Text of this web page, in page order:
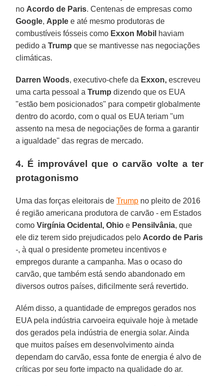
no Acordo de Paris. Centenas de empresas como
Google, Apple e até mesmo produtoras de
combustíveis fósseis como Exxon Mobil haviam
pedido aTrump que se mantivesse nas negociações
climáticas.
Darren Woods, executivo-chefe da Exxon, escreveu
uma carta pessoal aTrump dizendo que os EUA
"estão bem posicionados" para competir globalmente
dentro do acordo, com o qual os EUA teriam "um
assento na mesa de negociações de forma a garantir
a igualdade" das regras de mercado.
4. É improvável que o carvão volte a ter
protagonismo
Uma das forças eleitorais deTrump no pleito de 2016
é região americana produtora de carvão - em Estados
comoVirgínia Ocidental, Ohio e Pensilvânia, que
ele diz terem sido prejudicados pelo Acordo de Paris
-, à qual o presidente prometeu incentivos e
empregos durante a campanha. Mas o ocaso do
carvão, que também está sendo abandonado em
diversos outros países, dificilmente será revertido.
Além disso, a quantidade de empregos gerados nos
EUA pela indústria carvoeira equivale hoje à metade
dos gerados pela indústria de energia solar. Ainda
que muitos países em desenvolvimento ainda
dependam do carvão, essa fonte de energia é alvo de
críticas por seu forte impacto na qualidade do ar.